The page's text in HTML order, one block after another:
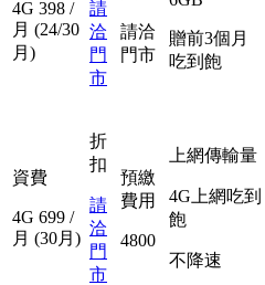
4G 398 /
月 (24/30
月)
請
洽
門
市
請洽
門市
贈前3個月
吃到飽
資費
4G 699 /
月 (30月)
折
扣
請
洽
門
市
預繳
費用
4800
上網傳輸量
4G上網吃到
飽
不降速